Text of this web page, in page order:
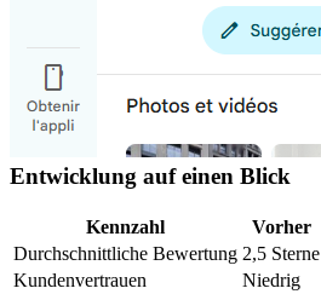
Entwicklung auf einen Blick
Kennzahl Vorher
Durchschnittliche Bewertung 2,5 Sterne
Kundenvertrauen
Niedrig